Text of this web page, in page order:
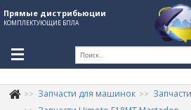
Прямые дистрибьюции
КОМПЛЕКТУЮЩИЕ БПЛА
+380507774092
Запчасти для машинок